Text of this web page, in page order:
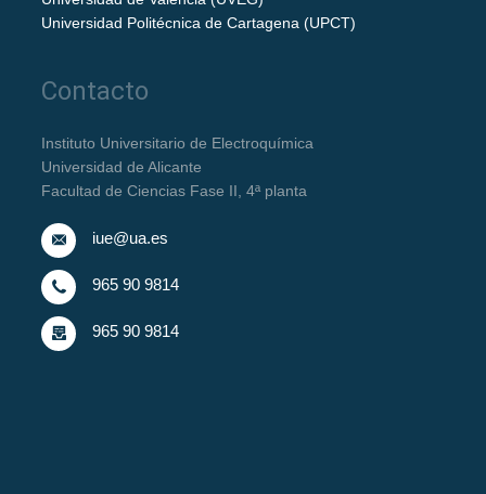
Universidad Politécnica de Cartagena (UPCT)
Contacto
Instituto Universitario de Electroquímica
Universidad de Alicante
Facultad de Ciencias Fase II, 4ª planta
iue@ua.es
965 90 9814
965 90 9814